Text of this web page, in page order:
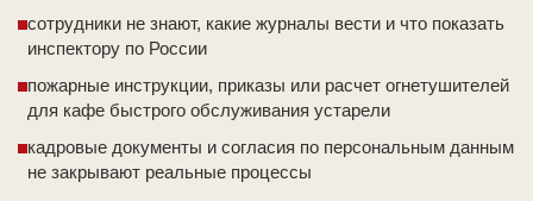
сотрудники не знают, какие журналы вести и что показать
инспектору по России
пожарные инструкции, приказы или расчет огнетушителей
для кафе быстрого обслуживания устарели
кадровые документы и согласия по персональным данным
не закрывают реальные процессы